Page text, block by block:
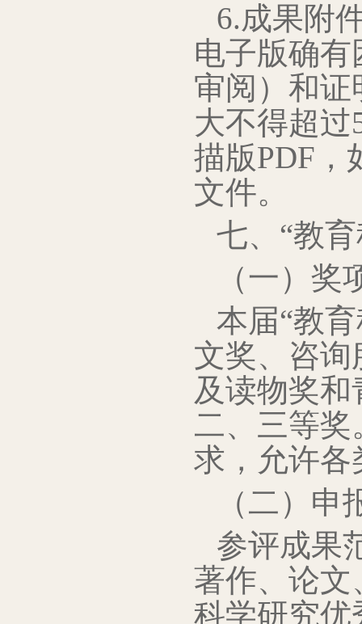
6.成果附
电子版确
审阅）和
大不得超过
描版PDF，
文件。
七、“教
（一）
本届“教
文奖、咨
及读物奖
二、三等奖
求，允许各
（二）
参评成果
著作、论文
科学研究优